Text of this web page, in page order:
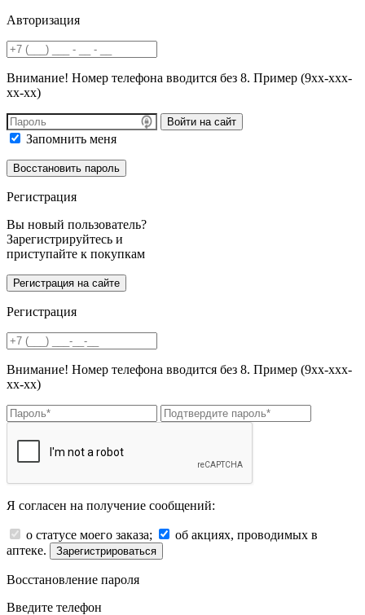
Авторизация
Внимание! Номер телефона вводится без 8. Пример (9хх-ххх-
хх-хх)
Войти на сайт
Запомнить меня
Регистрация
Вы новый пользователь?
Зарегистрируйтесь и
приступайте к покупкам
Регистрация
Внимание! Номер телефона вводится без 8. Пример (9хх-ххх-
хх-хх)
Я согласен на получение сообщений:
о статусе моего заказа;
об акциях, проводимых в
аптеке.
Зарегистрироваться
Восстановление пароля
Введите телефон